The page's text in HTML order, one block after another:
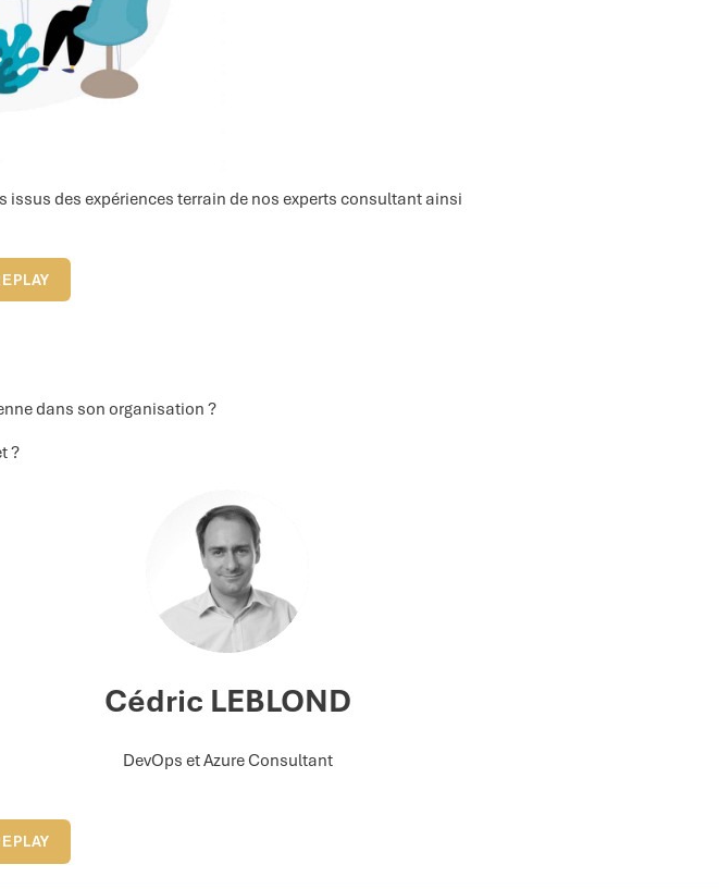
issus des expériences terrain de nos experts consultant ainsi
dans son organisation ?
?
Cédric LEBLOND
DevOps et Azure Consultant